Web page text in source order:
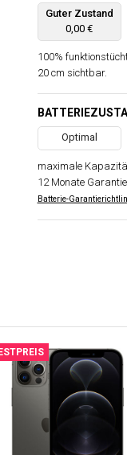
Guter Zustand
0,00 €
100%
20 cm sichtbar.
Optimal
maximale
12 Monate
Batterie-